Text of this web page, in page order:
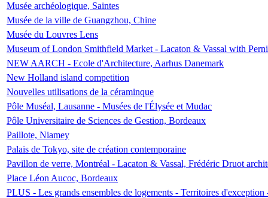
Musée archéologique, Saintes
Musée de la ville de Guangzhou, Chine
Musée du Louvres Lens
Museum of London Smithfield Market - Lacaton & Vassal with
NEW AARCH - Ecole d'Architecture, Aarhus Danemark
New Holland island competition
Nouvelles utilisations de la céraminque
Pôle Muséal, Lausanne - Musées de l'Élysée et Mudac
Pôle Universitaire de Sciences de Gestion, Bordeaux
Paillote, Niamey
Palais de Tokyo, site de création contemporaine
Pavillon de verre, Montréal - Lacaton & Vassal, Frédéric Druot
Place Léon Aucoc, Bordeaux
PLUS - Les grands ensembles de logements - Territoires